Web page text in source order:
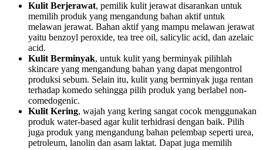
Kulit Berjerawat, pemilik kulit jerawat disarankan untuk
memilih produk yang mengandung bahan aktif untuk
melawan jerawat. Bahan aktif yang mampu melawan jerawat
yaitu benzoyl peroxide, tea tree oil, salicylic acid, dan azelaic
acid.
Kulit Berminyak, untuk kulit yang berminyak pilihlah
skincare yang mengandung bahan yang dapat mengontrol
produksi sebum. Selain itu, kulit yang berminyak juga rentan
terhadap komedo sehingga pilih produk yang berlabel non-
comedogenic.
Kulit Kering, wajah yang kering sangat cocok menggunakan
produk water-based agar kulit terhidrasi dengan baik. Pilih
juga produk yang mengandung bahan pelembap seperti urea,
petroleum, lanolin dan asam laktat. Dapat juga memilih